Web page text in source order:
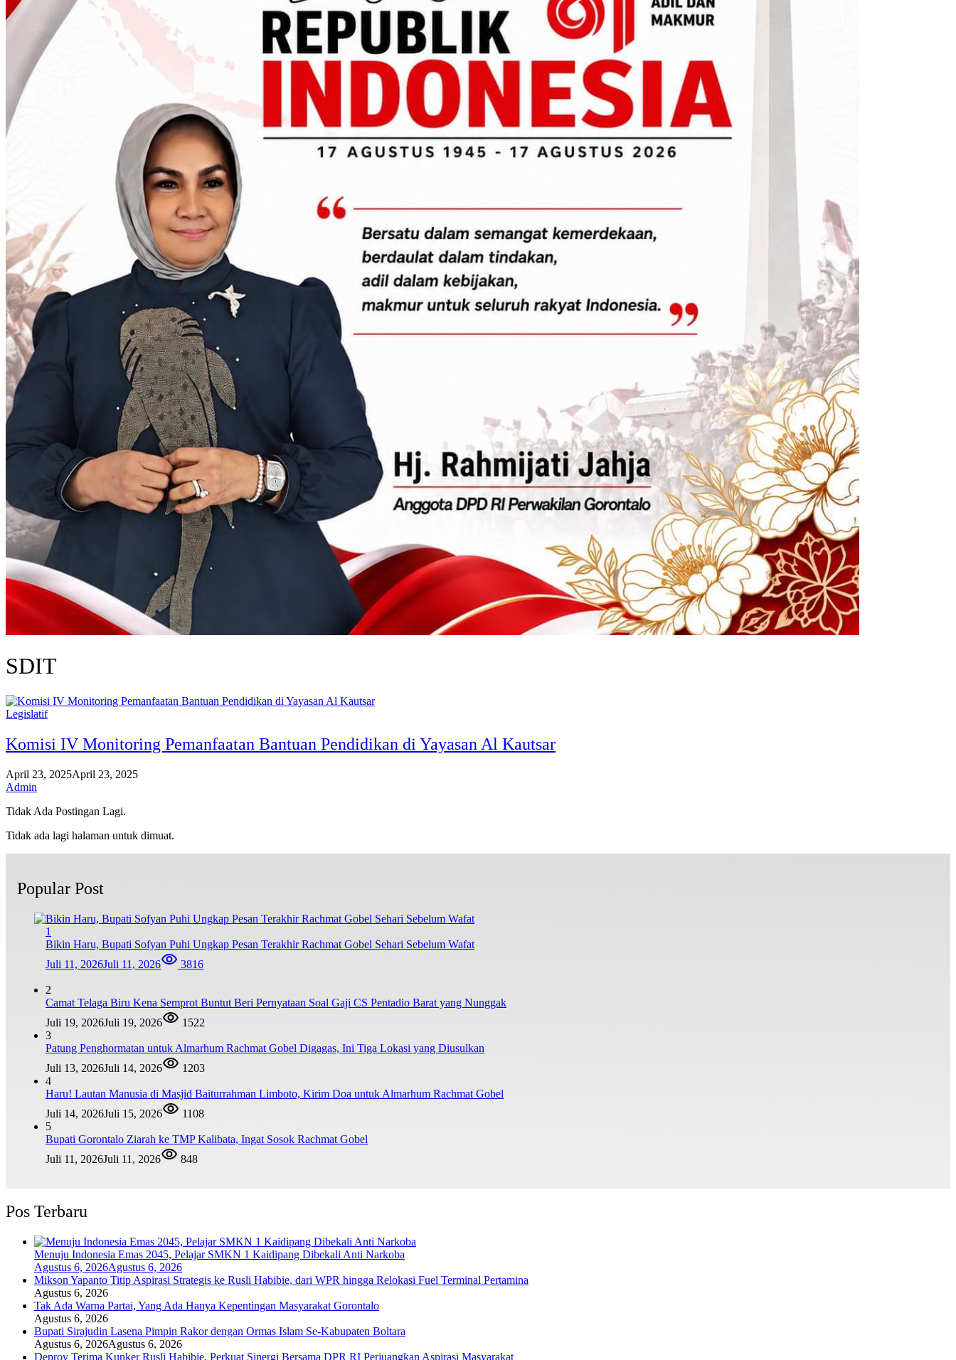
SDIT
Legislatif
Komisi IV Monitoring Pemanfaatan Bantuan Pendidikan di Yayasan Al Kautsar
April 23, 2025April 23, 2025
Admin
Tidak Ada Postingan Lagi.
Tidak ada lagi halaman untuk dimuat.
Popular Post
1
Bikin Haru, Bupati Sofyan Puhi Ungkap Pesan Terakhir Rachmat Gobel Sehari Sebelum Wafat
Juli 11, 2026Juli 11, 2026 3816
2
Camat Telaga Biru Kena Semprot Buntut Beri Pernyataan Soal Gaji CS Pentadio Barat yang Nunggak
Juli 19, 2026Juli 19, 2026
1522
3
Patung Penghormatan untuk Almarhum Rachmat Gobel Digagas, Ini Tiga Lokasi yang Diusulkan
Juli 13, 2026Juli 14, 2026
1203
4
Haru! Lautan Manusia di Masjid Baiturrahman Limboto, Kirim Doa untuk Almarhum Rachmat Gobel
Juli 14, 2026Juli 15, 2026
1108
5
Bupati Gorontalo Ziarah ke TMP Kalibata, Ingat Sosok Rachmat Gobel
Juli 11, 2026Juli 11, 2026 848
Pos Terbaru
Menuju Indonesia Emas 2045, Pelajar SMKN 1 Kaidipang Dibekali Anti Narkoba
Agustus 6, 2026Agustus 6, 2026
Mikson Yapanto Titip Aspirasi Strategis ke Rusli Habibie, dari WPR hingga Relokasi Fuel Terminal Pertamina
Agustus 6, 2026
Tak Ada Warna Partai, Yang Ada Hanya Kepentingan Masyarakat Gorontalo
Agustus 6, 2026
Bupati Sirajudin Lasena Pimpin Rakor dengan Ormas Islam Se-Kabupaten Boltara
Agustus 6, 2026Agustus 6, 2026
Deprov Terima Kunker Rusli Habibie, Perkuat Sinergi Bersama DPR RI Perjuangkan Aspirasi Masyarakat